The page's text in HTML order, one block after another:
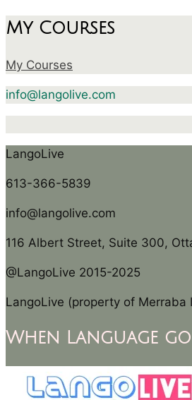
My Courses
My Courses
info@langolive.com
LangoLive
613-366-5839
info@langolive.com
116 Albert Street, Suite 300,
@LangoLive 2015-2025
LangoLive (property of Merraba
When Language